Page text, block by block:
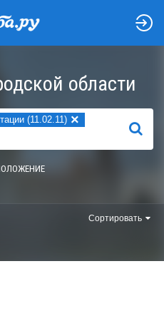
области
(11.02.11) ×
НАЙТИ
Сортировать